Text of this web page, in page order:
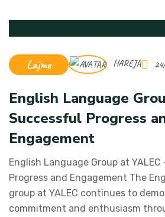
Lajme HAREJA
English Language
Successful Progress
Engagement
English Language Group at
Progress and Engagement The
group at YALEC continues to
commitment and enthusiasm